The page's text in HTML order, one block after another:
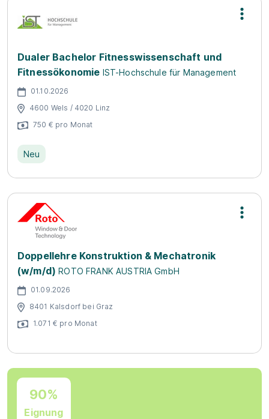
Dualer Bachelor Fitnesswissenschaft und
Fitnessökonomie IST-Hochschule für Management
01.10.2026
4600 Wels / 4020 Linz
750 € pro Monat
Neu
Doppellehre Konstruktion & Mechatronik
(w/m/d) ROTO FRANK AUSTRIA GmbH
01.09.2026
8401 Kalsdorf bei Graz
1.071 € pro Monat
90%
Eignung